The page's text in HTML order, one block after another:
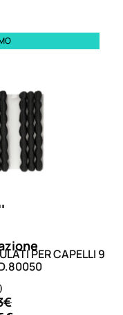
PER CAPELLI 9
€